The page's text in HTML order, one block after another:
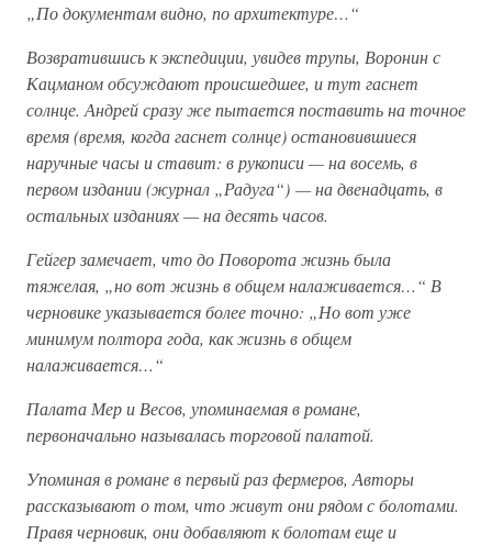
„По документам видно, по архитектуре…“
Возвратившись к экспедиции, увидев трупы, Воронин с
Кацманом обсуждают происшедшее, и тут гаснет
солнце. Андрей сразу же пытается поставить на точное
время (время, когда гаснет солнце) остановившиеся
наручные часы и ставит: в рукописи — на восемь, в
первом издании (журнал „Радуга“) — на двенадцать, в
остальных изданиях — на десять часов.
Гейгер замечает, что до Поворота жизнь была
тяжелая, „но вот жизнь в общем налаживается…“ В
черновике указывается более точно: „Но вот уже
минимум полтора года, как жизнь в общем
налаживается…“
Палата Мер и Весов, упоминаемая в романе,
первоначально называлась торговой палатой.
Упоминая в романе в первый раз фермеров, Авторы
рассказывают о том, что живут они рядом с болотами.
Правя черновик, они добавляют к болотам еще и